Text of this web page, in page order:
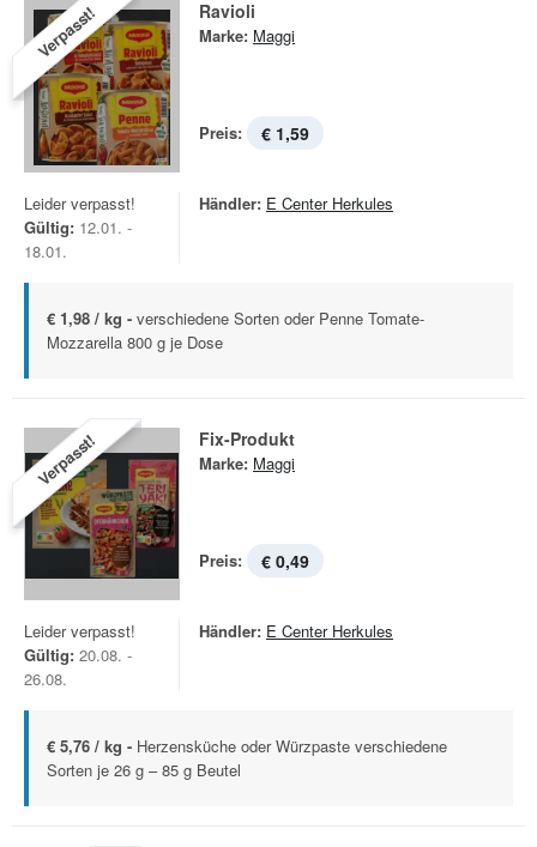
Verpasst! Ravioli
Marke: Maggi
Preis: € 1,59
Leider verpasst!
Gültig: 12.01. -
18.01.
Händler: E Center Herkules
€ 1,98 / kg - verschiedene Sorten oder Penne Tomate-
Mozzarella 800 g je Dose
Verpasst! Fix-Produkt
Marke: Maggi
Preis: € 0,49
Leider verpasst!
Gültig: 20.08. -
26.08.
Händler: E Center Herkules
€ 5,76 / kg - Herzensküche oder Würzpaste verschiedene
Sorten je 26 g – 85 g Beutel